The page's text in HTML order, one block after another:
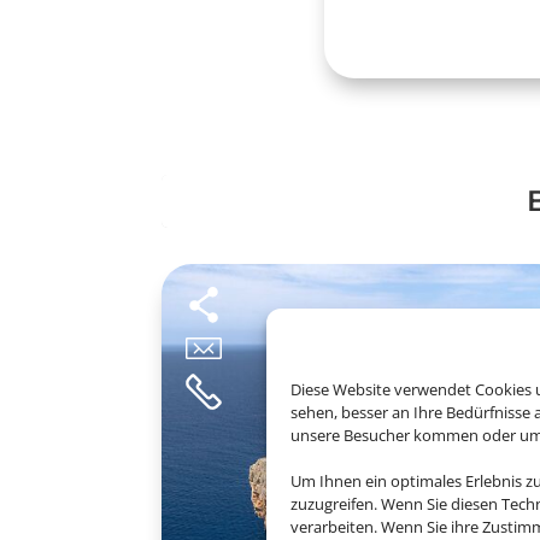
Diese Website verwendet
sehen, besser an Ihre
unsere Besucher kommen oder
Um Ihnen ein optimales Erlebnis
zuzugreifen. Wenn Sie diesen
verarbeiten. Wenn Sie ihre